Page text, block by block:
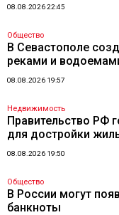
08.08.2026 22:45
Общество
В Севастополе
реками и
08.08.2026 19:57
Недвижимость
Правительство РФ
для достройки
08.08.2026 19:50
Общество
В России могут
банкноты